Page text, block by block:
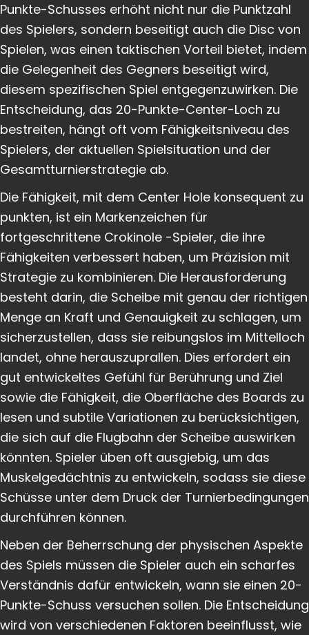
Punkte-Schusses erhöht nicht nur die Punktzahl
des Spielers, sondern beseitigt auch die Disc von
Spielen, was einen taktischen Vorteil bietet, indem
die Gelegenheit des Gegners beseitigt wird,
diesem spezifischen Spiel entgegenzuwirken. Die
Entscheidung, das 20-Punkte-Center-Loch zu
bestreiten, hängt oft vom Fähigkeitsniveau des
Spielers, der aktuellen Spielsituation und der
Gesamtturnierstrategie ab.
Die Fähigkeit, mit dem Center Hole konsequent zu
punkten, ist ein Markenzeichen für
fortgeschrittene Crokinole -Spieler, die ihre
Fähigkeiten verbessert haben, um Präzision mit
Strategie zu kombinieren. Die Herausforderung
besteht darin, die Scheibe mit genau der richtigen
Menge an Kraft und Genauigkeit zu schlagen, um
sicherzustellen, dass sie reibungslos im Mittelloch
landet, ohne herauszuprallen. Dies erfordert ein
gut entwickeltes Gefühl für Berührung und Ziel
sowie die Fähigkeit, die Oberfläche des Boards zu
lesen und subtile Variationen zu berücksichtigen,
die sich auf die Flugbahn der Scheibe auswirken
könnten. Spieler üben oft ausgiebig, um das
Muskelgedächtnis zu entwickeln, sodass sie diese
Schüsse unter dem Druck der Turnierbedingungen
durchführen können.
Neben der Beherrschung der physischen Aspekte
des Spiels müssen die Spieler auch ein scharfes
Verständnis dafür entwickeln, wann sie einen 20-
Punkte-Schuss versuchen sollen. Die Entscheidung
wird von verschiedenen Faktoren beeinflusst, wie